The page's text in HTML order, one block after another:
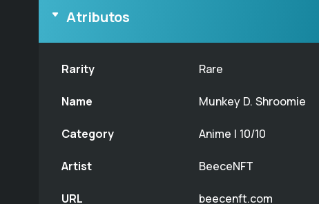
Atributos
Rarity Rare
Name Munkey D. Shroomie
Category Anime | 10/10
Artist BeeceNFT
URL beecenft.com